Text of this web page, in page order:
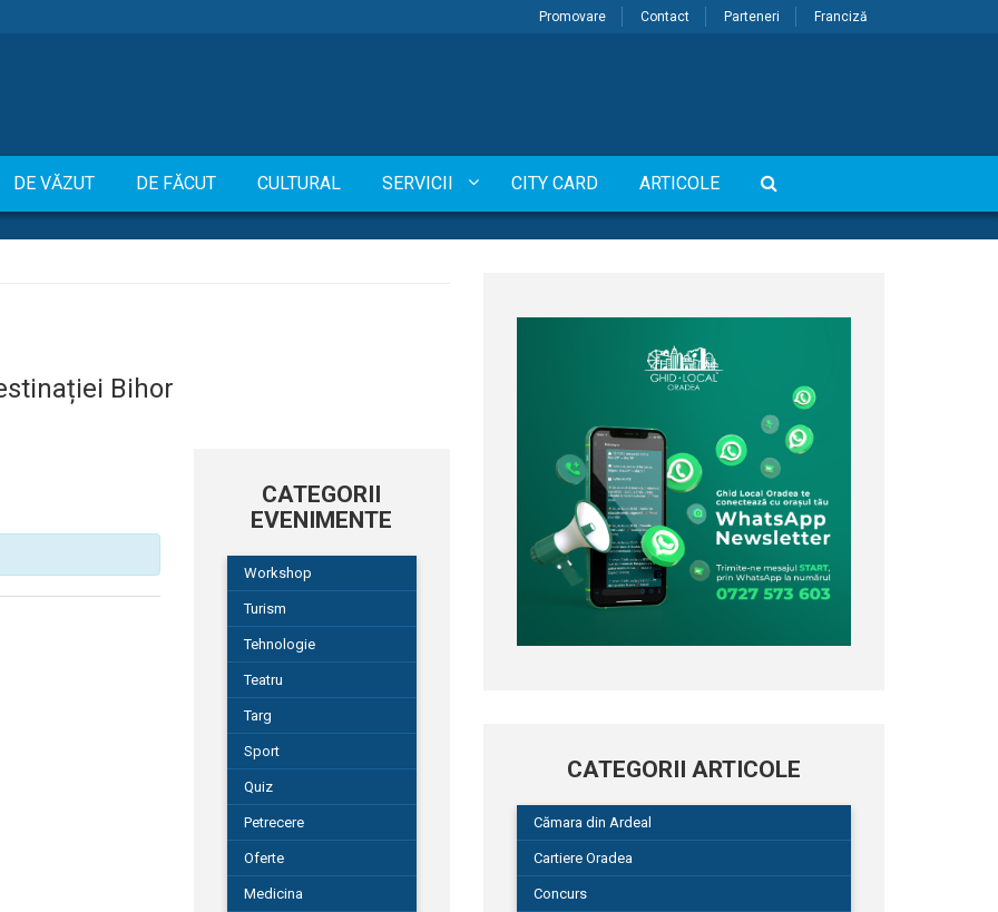
Promovare Contact Parteneri Franciză
DE VĂZUT DE FĂCUT CULTURAL SERVICII CITY CARD ARTICOLE
Bihor
CATEGORII
EVENIMENTE
Workshop
Turism
Tehnologie
Teatru
Targ
Sport
Quiz
Petrecere
Oferte
Medicina
CATEGORII ARTICOLE
Cămara din Ardeal
Cartiere Oradea
Concurs